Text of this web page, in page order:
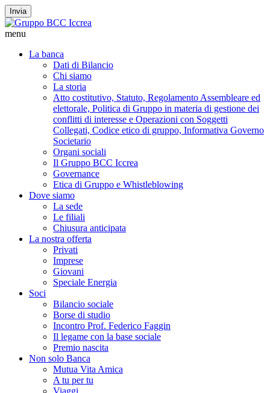
Invia
menu
La banca
Dati di Bilancio
Chi siamo
La storia
Atto costitutivo, Statuto, Regolamento Assembleare ed
elettorale, Politica di Gruppo in materia di gestione dei
conflitti di interesse e Operazioni con Soggetti
Collegati, Codice etico di gruppo, Informativa Governo
Societario
Organi sociali
Il Gruppo BCC Iccrea
Governance
Etica di Gruppo e Whistleblowing
Dove siamo
La sede
Le filiali
Chiusura anticipata
La nostra offerta
Privati
Imprese
Giovani
Speciale Energia
Soci
Bilancio sociale
Borse di studio
Incontro Prof. Federico Faggin
Il legame con la base sociale
Premio nascita
Non solo Banca
Mutua Vita Amica
A tu per tu
Viaggi